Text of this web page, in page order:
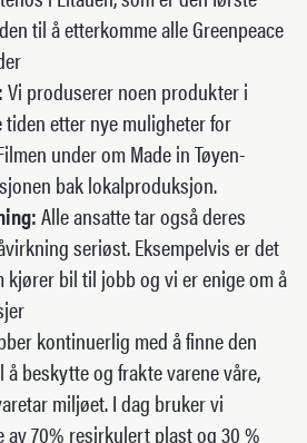
til å etterkomme alle Greenpeace
Vi produserer noen produkter i
tiden etter nye muligheter for
under om Made in Tøyen-
bak lokalproduksjon.
Alle ansatte tar også deres
seriøst. Eksempelvis er det
kjører bil til jobb og vi er enige om å
kontinuerlig med å finne den
beskytte og frakte varene våre,
miljøet. I dag bruker vi
av 70% resirkulert plast og 30 %